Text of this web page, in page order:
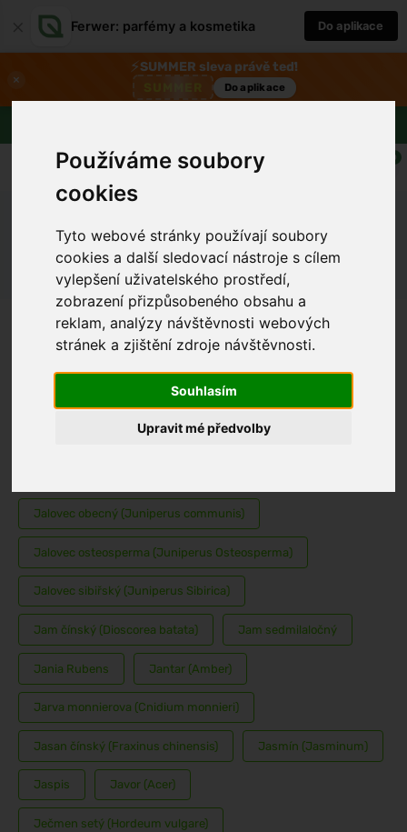
Používáme soubory
cookies
Tyto webové stránky používají soubory
cookies a další sledovací nástroje s cílem
vylepšení uživatelského prostředí,
zobrazení přizpůsobeného obsahu a
reklam, analýzy návštěvnosti webových
stránek a zjištění zdroje návštěvnosti.
Souhlasím
Upravit mé předvolby
Ferwer: parfémy a kosmetika Do aplikace
×
⚡SUMMER sleva právě teď!
Do aplikace
0
Ferwer Lexikon
Látky začínající písmenem "J"
Jabloň lesní (Malus sylvestris) Jáhly
Jahodník (Fragaria)
Jalovec obecný (Juniperus communis)
Jalovec osteosperma (Juniperus Osteosperma)
Jalovec sibiřský (Juniperus Sibirica)
Jam čínský (Dioscorea batata) Jam sedmilaločný
Jania Rubens Jantar (Amber)
Jarva monnierova (Cnidium monnieri)
Jasan čínský (Fraxinus chinensis) Jasmín (Jasminum)
Jaspis Javor (Acer)
Ječmen setý (Hordeum vulgare)